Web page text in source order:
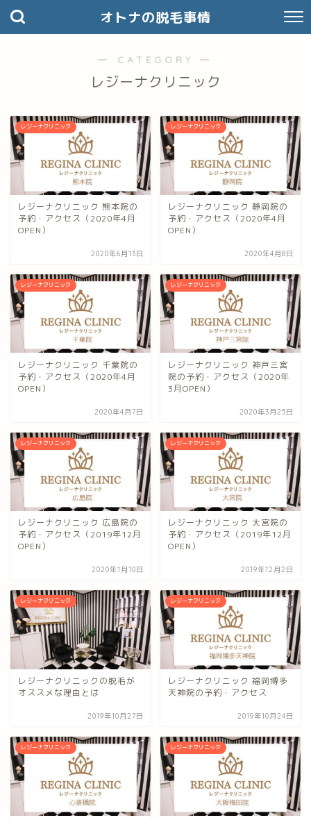
オトナの脱毛事情
― CATEGORY ―
レジーナクリニック
レジーナクリニック
レジーナクリニック 熊本院の
予約・アクセス（2020年4月
OPEN）
2020年6月13日
レジーナクリニック
レジーナクリニック 静岡院の
予約・アクセス（2020年4月
OPEN）
2020年4月8日
レジーナクリニック
レジーナクリニック 千葉院の
予約・アクセス（2020年4月
OPEN）
2020年4月7日
レジーナクリニック
レジーナクリニック 神戸三宮
院の予約・アクセス（2020年
3月OPEN）
2020年3月25日
レジーナクリニック
レジーナクリニック 広島院の
予約・アクセス（2019年12月
OPEN）
2020年1月10日
レジーナクリニック
レジーナクリニック 大宮院の
予約・アクセス（2019年12月
OPEN）
2019年12月2日
レジーナクリニック
レジーナクリニックの脱毛が
オススメな理由とは
2019年10月27日
レジーナクリニック
レジーナクリニック 福岡博多
天神院の予約・アクセス
2019年10月24日
レジーナクリニック レジーナクリニック